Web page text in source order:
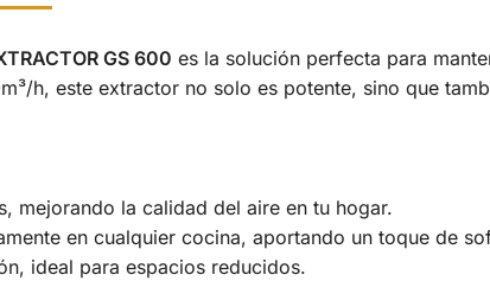
GS 600 es la solución perfecta para
h, este extractor no solo es potente, sino que
mejorando la calidad del aire en tu hogar.
en cualquier cocina, aportando un toque de
ideal para espacios reducidos.